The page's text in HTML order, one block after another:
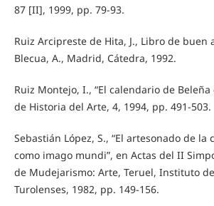
87 [II], 1999, pp. 79-93.
Ruiz Arcipreste de Hita, J., Libro de buen
Blecua, A., Madrid, Cátedra, 1992.
Ruiz Montejo, I., “El calendario de Beleña
de Historia del Arte, 4, 1994, pp. 491-503.
Sebastián López, S., “El artesonado de la
como imago mundi”, en Actas del II
de Mudejarismo: Arte, Teruel, Instituto
Turolenses, 1982, pp. 149-156.